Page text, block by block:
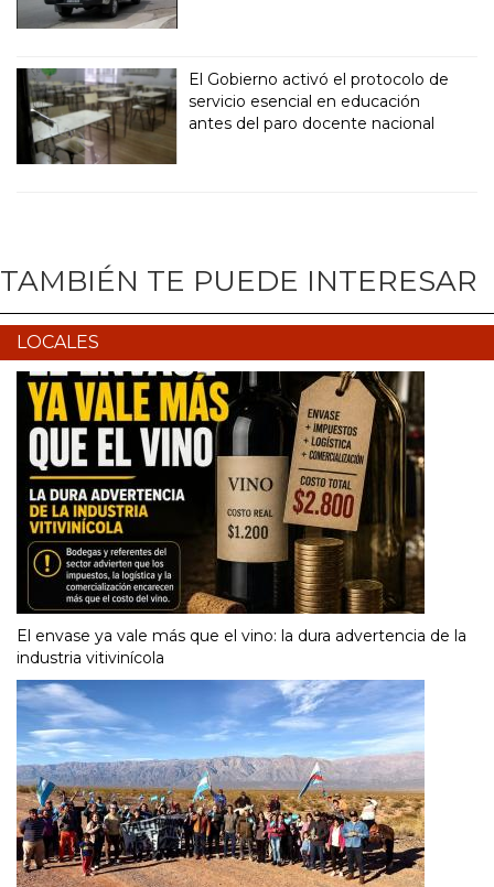
El Gobierno activó el protocolo de
servicio esencial en educación
antes del paro docente nacional
TAMBIÉN TE PUEDE INTERESAR
LOCALES
El envase ya vale más que el vino: la dura advertencia de la
industria vitivinícola